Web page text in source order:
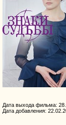
Дата выхода фильма:
Дата добавления: